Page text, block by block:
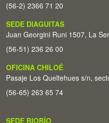
(56-2) 2366 71 20
SEDE DIAGUITAS
Juan Georgini Runi 1507, La
(56-51) 236 26 00
OFICINA CHILOÉ
Pasaje Los Queltehues s/n,
(56-65) 263 65 74
SEDE BIOBÍO